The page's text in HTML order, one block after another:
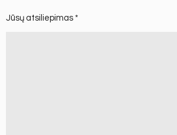
Jūsų atsiliepimas *